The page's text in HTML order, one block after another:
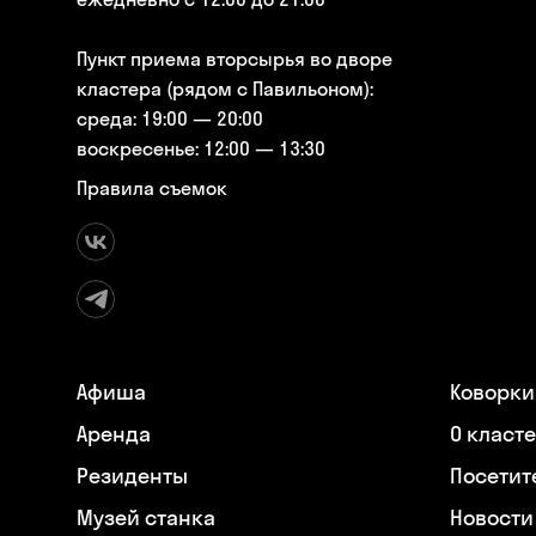
Пункт приема вторсырья во дворе
кластера (рядом с Павильоном):
среда: 19:00 — 20:00
воскресенье: 12:00 — 13:30
Правила съемок
Афиша
Аренда
Резиденты
Музей станка
О
Новости